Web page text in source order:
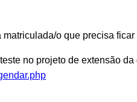
o que precisa ficar
no projeto de extensão